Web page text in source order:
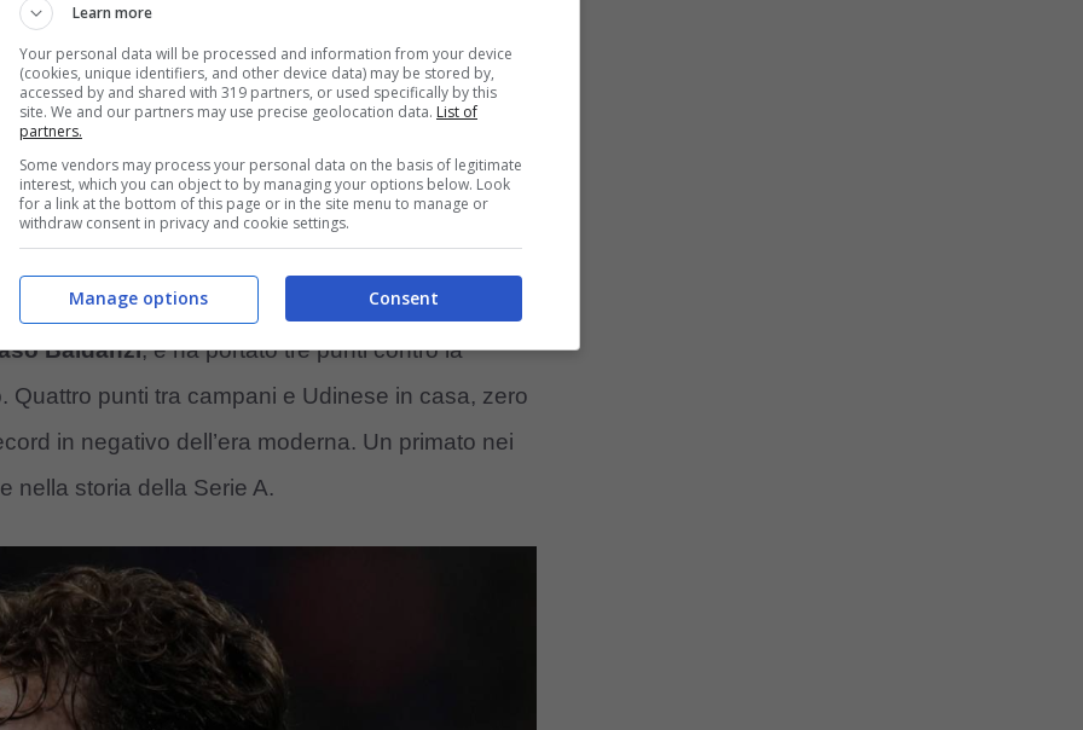
è quello dei gol fatti, solo uno per
Baldanzi, e ha portato tre punti contro la
Quattro punti tra campani e Udinese in casa, zero
in negativo dell’era moderna. Un primato nei
nella storia della Serie A.
Learn more
Your personal data will be processed and information from your device
(cookies, unique identifiers, and other device data) may be stored by,
accessed by and shared with 319 partners, or used specifically by this
site. We and our partners may use precise geolocation data. List of
partners.
Some vendors may process your personal data on the basis of legitimate
interest, which you can object to by managing your options below. Look
for a link at the bottom of this page or in the site menu to manage or
withdraw consent in privacy and cookie settings.
Consent
Manage options